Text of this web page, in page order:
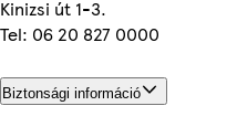
Kinizsi út 1-3.
Tel: 06 20 827 0000
Biztonsági információ